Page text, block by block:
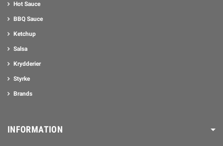
Hot Sauce
BBQ Sauce
Ketchup
Salsa
Krydderier
Styrke
Brands
INFORMATION